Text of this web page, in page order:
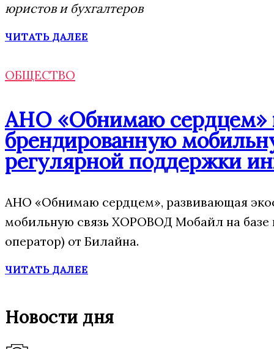
юристов и бухгалтеров
ЧИТАТЬ ДАЛЕЕ
ОБЩЕСТВО
АНО «Обнимаю сердцем»
брендированную
регулярной поддержки
АНО «Обнимаю сердцем», развивающая
мобильную связь ХОРОВОД Мобайл на
оператор) от Билайна.
ЧИТАТЬ ДАЛЕЕ
Новости дня